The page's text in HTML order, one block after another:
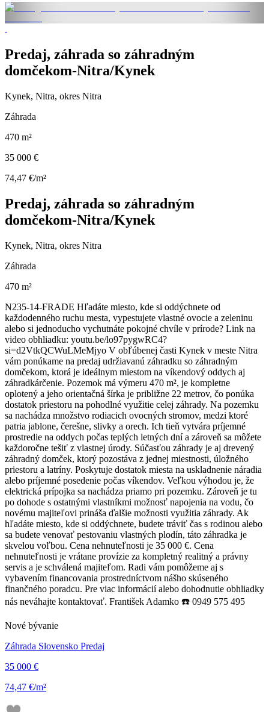
Predaj, záhrada so záhradným
domčekom-Nitra/Kynek
Kynek, Nitra, okres Nitra
Záhrada
470 m²
35 000 €
74,47 €/m²
Predaj, záhrada so záhradným
domčekom-Nitra/Kynek
Kynek, Nitra, okres Nitra
Záhrada
470 m²
N235-14-FRADE Hľadáte miesto, kde si oddýchnete od
každodenného ruchu mesta, vypestujete vlastné ovocie a zeleninu
alebo si jednoducho vychutnáte pokojné chvíle v prírode? Link na
video obhliadku: youtu.be/lo97pygwRC4?
si=d2VtkQCWuLMeMjyo V obľúbenej časti Kynek v meste Nitra
vám ponúkame na predaj udržiavanú záhradku so záhradným
domčekom, ktorá je ideálnym miestom na víkendový oddych aj
záhradkárčenie. Pozemok má výmeru 470 m², je kompletne
oplotený a jeho orientačná šírka je približne 22 metrov, čo ponúka
dostatok priestoru na pohodlné využitie celej záhrady. Na pozemku
sa nachádza množstvo rodiacich ovocných stromov, medzi ktoré
patria jablone, čerešne, slivky a orech. Ich tieň vytvára príjemné
prostredie na oddych počas teplých letných dní a zároveň sa môžete
každoročne tešiť z vlastnej úrody. Súčasťou záhrady je aj drevený
záhradný domček, ktorý pozostáva z jednej miestnosti, úložného
priestoru a latríny. Poskytuje dostatok miesta na uskladnenie náradia
alebo príjemné posedenie počas víkendov. Veľkou výhodou je, že
elektrická prípojka sa nachádza priamo pri pozemku. Zároveň je tu
po dohode s ostatnými vlastníkmi možnosť napojenia na vodu, čo
novému majiteľovi prináša ďalšie možnosti využitia záhrady. Ak
hľadáte miesto, kde si oddýchnete, budete tráviť čas s rodinou alebo
sa budete venovať pestovaniu vlastných plodín, táto záhradka je
skvelou voľbou. Cena nehnuteľnosti je 35 000 €. Cena
nehnuteľnosti je vrátane provízie za kompletný realitný a právny
servis a je schválená majiteľom. Radi vám pomôžeme aj s
vybavením financovania prostredníctvom nášho skúseného
finančného poradcu. Pre viac informácií alebo dohodnutie obhliadky
nás neváhajte kontaktovať. František Adamko ☎️ 0949 575 495
Nové bývanie
Záhrada Slovensko Predaj
35 000 €
74,47 €/m²